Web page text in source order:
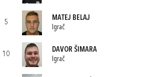
5
MATEJ BELAJ
Igrač
10
DAVOR ŠIMARA
Igrač